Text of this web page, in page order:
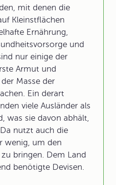
mit denen die
Kleinstflächen
Ernährung,
und
nur einige der
Armut und
Masse der
Ein derart
viele Ausländer als
was sie davon abhält,
nutzt auch die
wenig, um den
bringen. Dem Land
benötigte Devisen.